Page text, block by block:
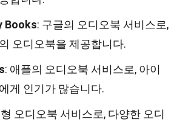
Books: 구글의 오디오북 서비스로,
오디오북을 제공합니다.
: 애플의 오디오북 서비스로, 아이
게 인기가 많습니다.
오디오북 서비스로, 다양한 오디